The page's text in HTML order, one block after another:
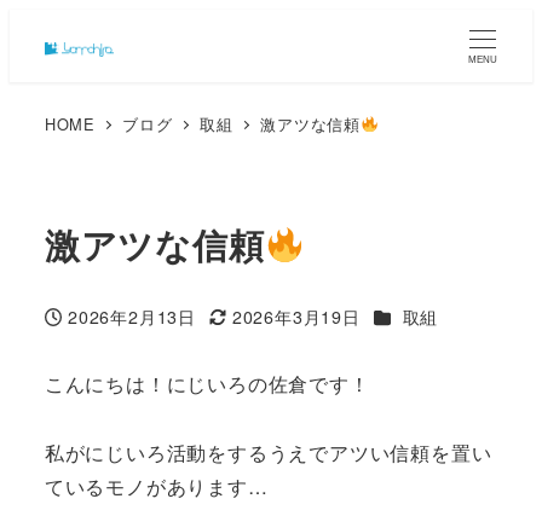
MENU
HOME ブログ 取組 激アツな信頼
激アツな信頼
投稿日
2026年2月13日
更新日
2026年3月19日 カテゴリー
取組
こんにちは！にじいろの佐倉です！
私がにじいろ活動をするうえでアツい信頼を置い
ているモノがあります…